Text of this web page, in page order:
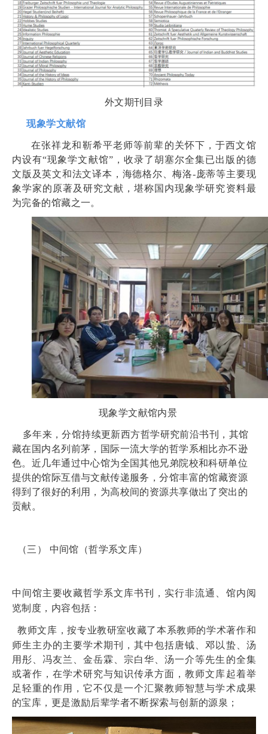
外文期刊目录
现象学文献馆
在张祥龙和靳希平老师等前辈的关怀下，于西文馆
内设有“现象学文献馆”，收录了胡塞尔全集已出版的德
文版及英文和法文译本，海德格尔、梅洛-庞蒂等主要现
象学家的原著及研究文献，堪称国内现象学研究资料最
为完备的馆藏之一。
现象学文献馆内景
多年来，分馆持续更新西方哲学研究前沿书刊，其馆
藏在国内名列前茅， 国际一流大学的哲学系相比亦不逊
色。近几年通过中心馆为全国其他兄弟院校和科研单位
提供的馆际互借与文献传递服务，分馆丰富的馆藏资源
得到了很好的利用，为高校间的资源共享做出了突出的
贡献。
（三） 中间馆（哲学系文库）
中间馆主要收藏哲学系文库书刊，实行非流通、馆内阅
览制度，内容包括：
教师文库，按专业教研室收藏了本系教师的学术著作和
师生主办的主要学术期刊，其中包括唐钺、邓以蛰、汤
用彤、冯友兰、金岳霖、宗白华、汤一介等先生的全集
或著作，在学术研究与知识传承方面，教师文库起着举
足轻重的作用，它不仅是一个汇聚教师智慧与学术成果
的宝库，更是激励后辈学者不断探索与创新的源泉；